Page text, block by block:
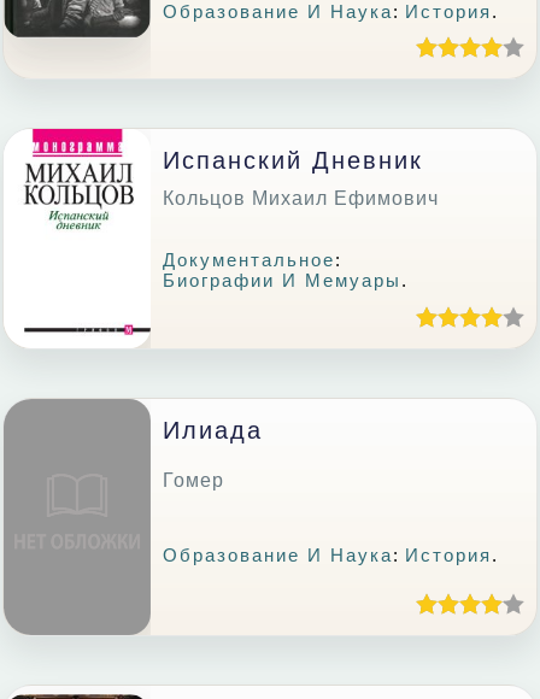
Образование И Наука: История .
Испанский Дневник
Кольцов Михаил Ефимович
Документальное:
Биографии И Мемуары .
Илиада
Гомер
Образование И Наука: История .